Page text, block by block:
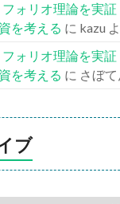
フォリオ理論を実
を考える に kazu
フォリオ理論を実
を考える に さぼて
ブ